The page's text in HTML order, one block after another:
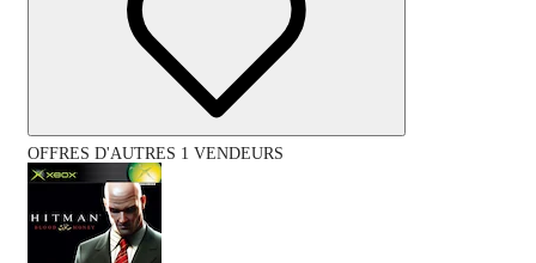
OFFRES D'AUTRES 1 VENDEURS